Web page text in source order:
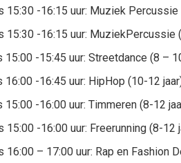
15:30 -16:15 uur: Muziek Percussie
15:30 -16:15 uur: MuziekPercussie
-15:45 uur: Streetdance (8 –
-16:45 uur: HipHop (10-12
-16:00 uur: Timmeren (8-12
15:00 -16:00 uur: Freerunning (8-12
16:00 – 17:00 uur: Rap en Fashion